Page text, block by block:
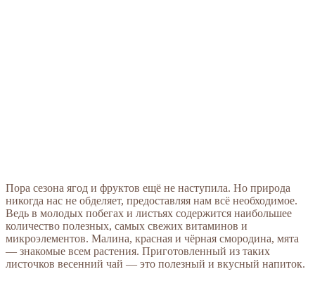
Пора сезона ягод и фруктов ещё не наступила. Но природа
никогда нас не обделяет, предоставляя нам всё необходимое.
Ведь в молодых побегах и листьях содержится наибольшее
количество полезных, самых свежих витаминов и
микроэлементов. Малина, красная и чёрная смородина, мята
— знакомые всем растения. Приготовленный из таких
листочков весенний чай — это полезный и вкусный напиток.